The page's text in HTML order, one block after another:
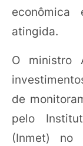
atingida.
O ministro
de
pelo
(Inmet) no